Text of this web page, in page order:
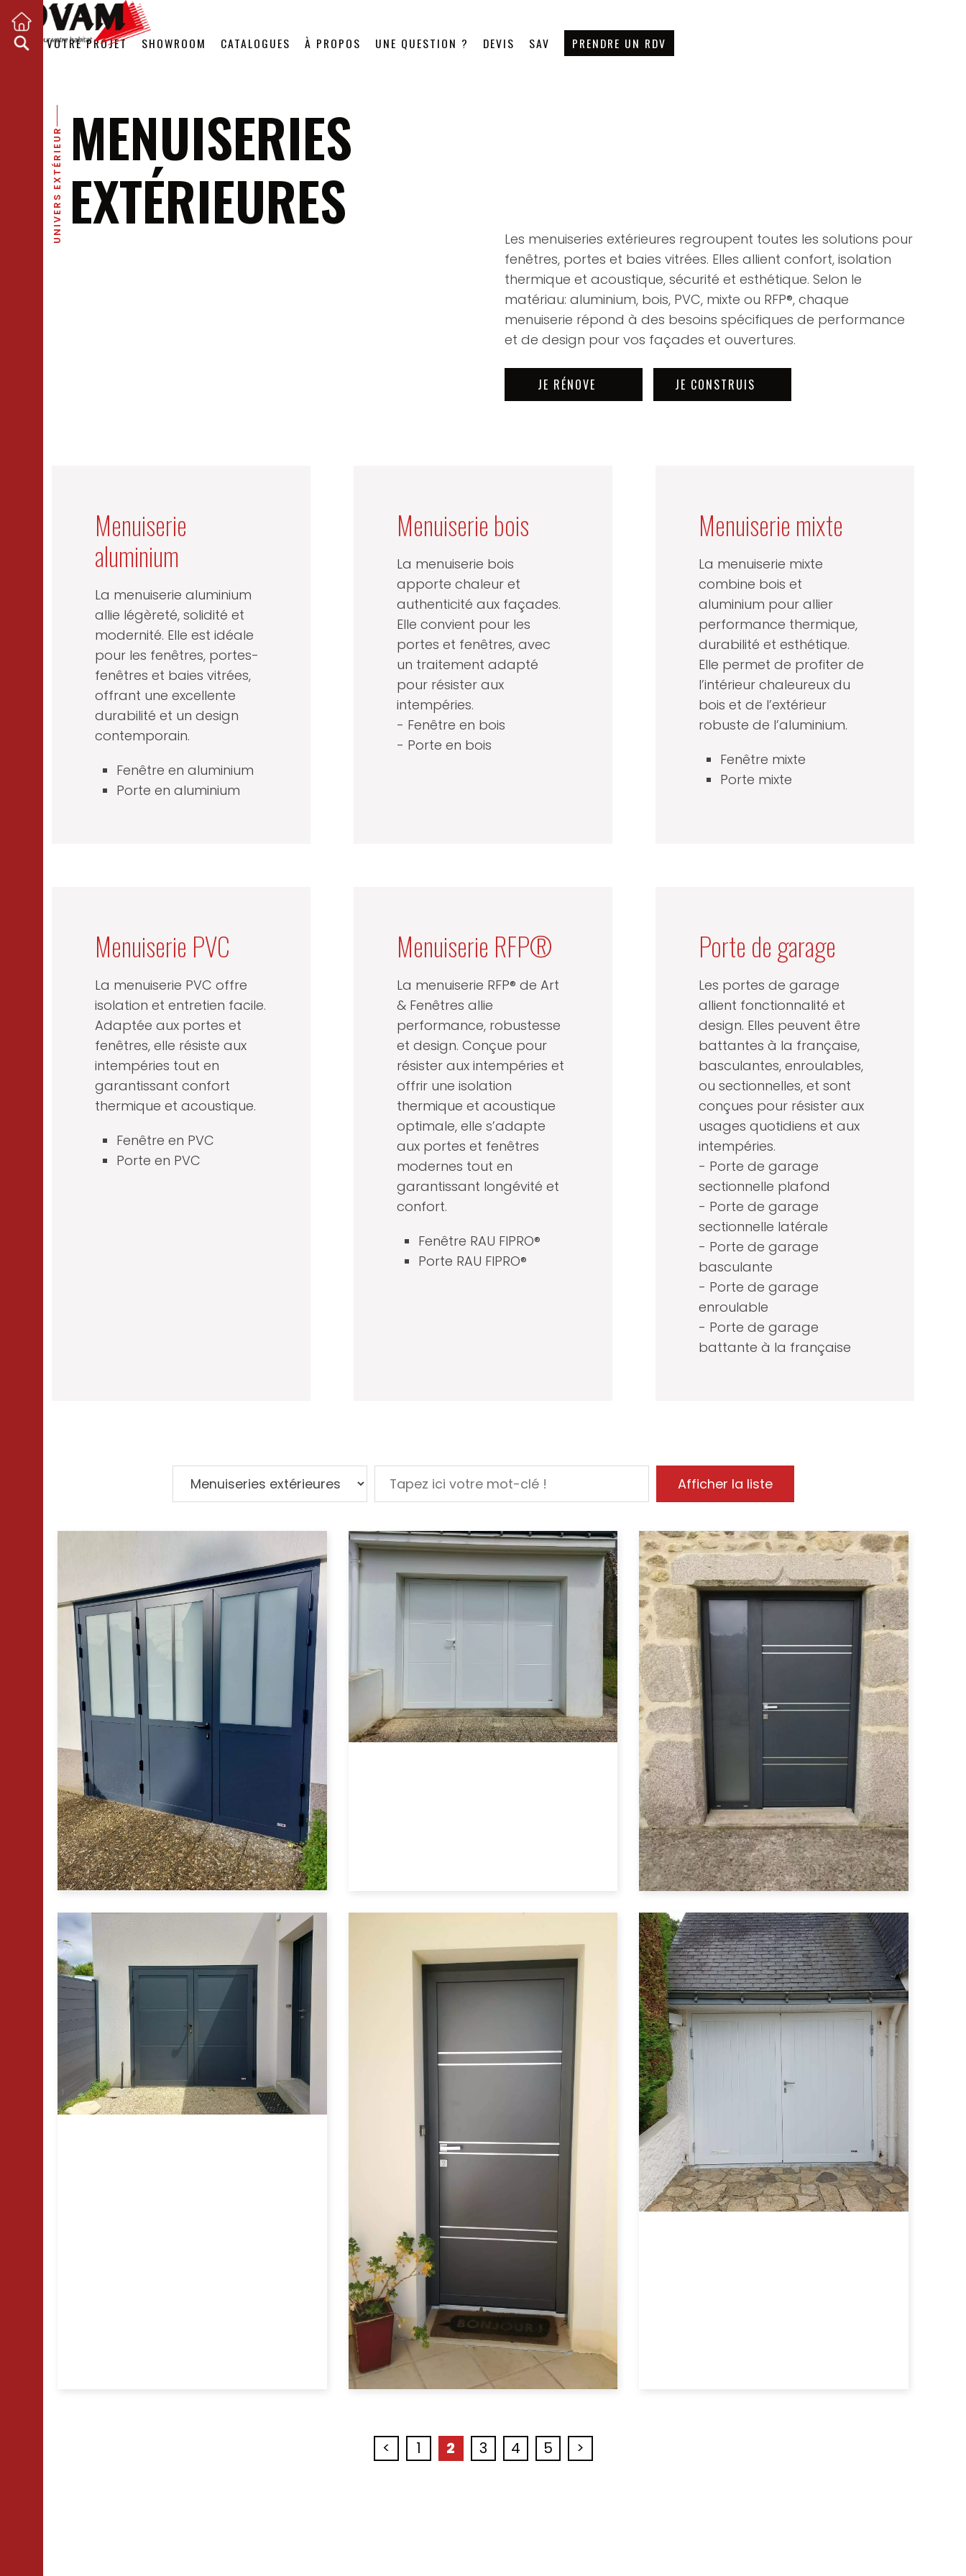
VOTRE PROJET SHOWROOM CATALOGUES À PROPOS UNE QUESTION ? DEVIS SAV PRENDRE UN RDV
UNIVERS EXTÉRIEURMENUISERIES
EXTÉRIEURES
Les menuiseries extérieures regroupent toutes les solutions pour
fenêtres, portes et baies vitrées. Elles allient confort, isolation
thermique et acoustique, sécurité et esthétique. Selon le
matériau: aluminium, bois, PVC, mixte ou RFP®, chaque
menuiserie répond à des besoins spécifiques de performance
et de design pour vos façades et ouvertures.
JE RÉNOVE JE CONSTRUIS
Menuiserie
aluminium
La menuiserie aluminium
allie légèreté, solidité et
modernité. Elle est idéale
pour les fenêtres, portes-
fenêtres et baies vitrées,
offrant une excellente
durabilité et un design
contemporain.
Fenêtre en aluminium
Porte en aluminium
Menuiserie bois
La menuiserie bois
apporte chaleur et
authenticité aux façades.
Elle convient pour les
portes et fenêtres, avec
un traitement adapté
pour résister aux
intempéries.
- Fenêtre en bois
- Porte en bois
Menuiserie mixte
La menuiserie mixte
combine bois et
aluminium pour allier
performance thermique,
durabilité et esthétique.
Elle permet de profiter de
l’intérieur chaleureux du
bois et de l’extérieur
robuste de l’aluminium.
Fenêtre mixte
Porte mixte
Menuiserie PVC
La menuiserie PVC offre
isolation et entretien facile.
Adaptée aux portes et
fenêtres, elle résiste aux
intempéries tout en
garantissant confort
thermique et acoustique.
Fenêtre en PVC
Porte en PVC
Menuiserie RFP®
La menuiserie RFP® de Art
& Fenêtres allie
performance, robustesse
et design. Conçue pour
résister aux intempéries et
offrir une isolation
thermique et acoustique
optimale, elle s’adapte
aux portes et fenêtres
modernes tout en
garantissant longévité et
confort.
Fenêtre RAU FIPRO®
Porte RAU FIPRO®
Porte de garage
Les portes de garage
allient fonctionnalité et
design. Elles peuvent être
battantes à la française,
basculantes, enroulables,
ou sectionnelles, et sont
conçues pour résister aux
usages quotidiens et aux
intempéries.
- Porte de garage
sectionnelle plafond
- Porte de garage
sectionnelle latérale
- Porte de garage
basculante
- Porte de garage
enroulable
- Porte de garage
battante à la française
< 1 2 3 4 5 >